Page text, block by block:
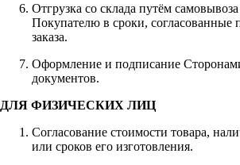
Отгрузка со склада путём
Покупателю в сроки, согласованные
заказа.
Оформление и подписание
документов.
ДЛЯ ФИЗИЧЕСКИХ ЛИЦ
Согласование стоимости товара,
или сроков его изготовления.